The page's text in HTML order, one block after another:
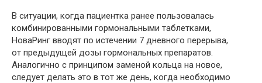
В ситуации, когда пациентка ранее пользовалась
комбинированными гормональными таблетками,
НоваРинг вводят по истечении 7 дневного перерыва,
от предыдущей дозы гормональных препаратов.
Аналогично с принципом заменой кольца на новое,
следует делать это в тот же день, когда необходимо